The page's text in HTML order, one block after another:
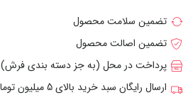
تضمین سلامت محصول
تضمین اصالت محصول
پرداخت در محل (به جز دسته بندی فرش)
ارسال رایگان سبد خرید بالای 5 میلیون تومان